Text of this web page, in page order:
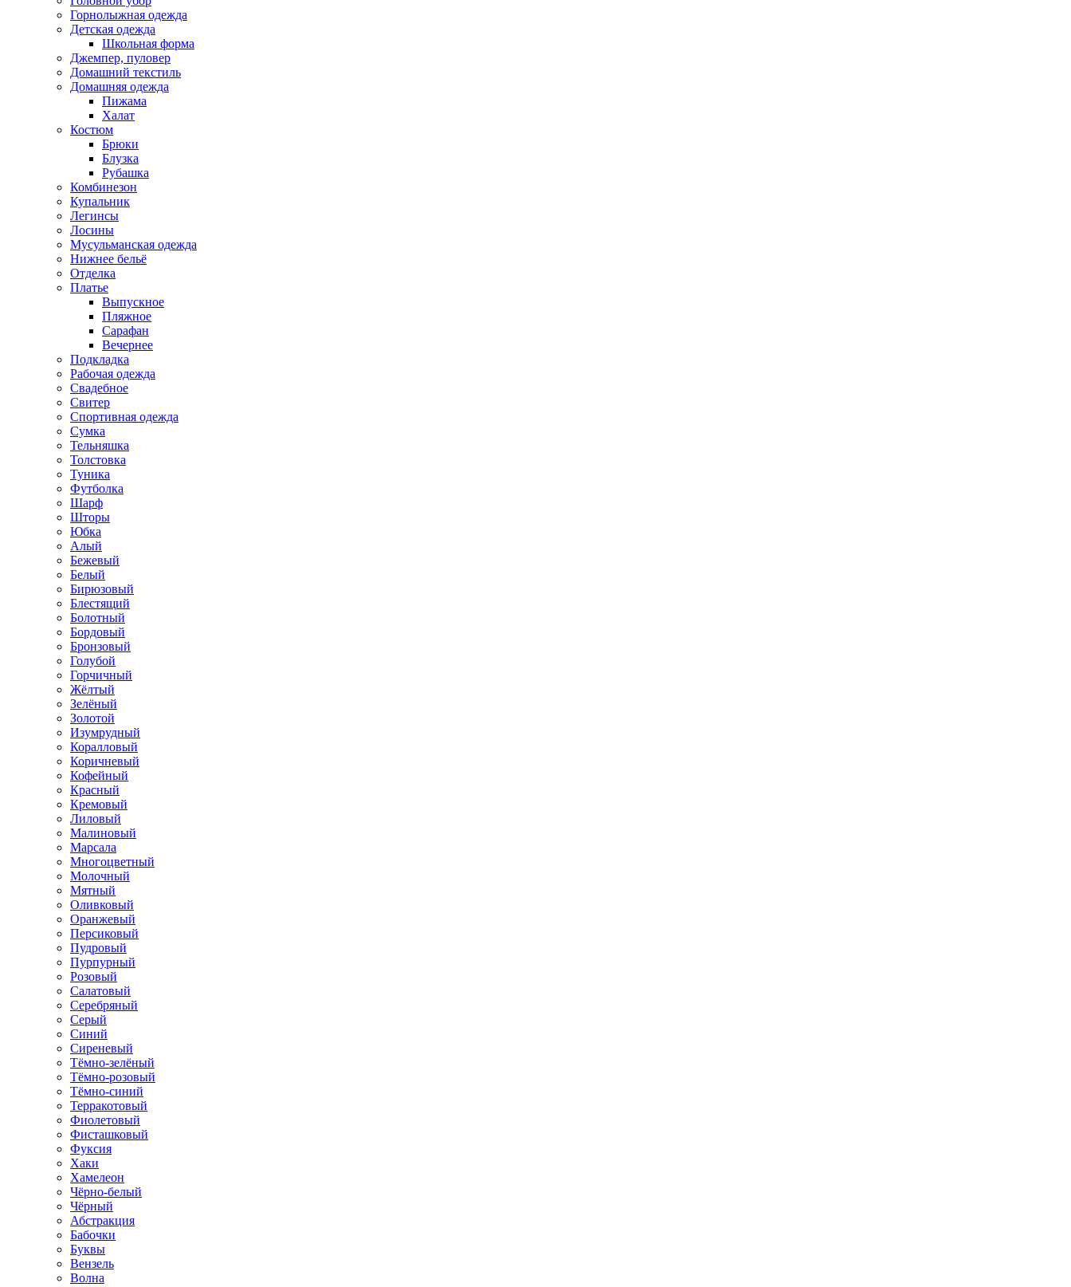
Горнолыжная одежда
Детская одежда
Школьная форма
Джемпер, пуловер
Домашний текстиль
Домашняя одежда
Пижама
Халат
Костюм
Брюки
Блузка
Рубашка
Комбинезон
Купальник
Легинсы
Лосины
Мусульманская одежда
Нижнее бельё
Отделка
Платье
Выпускное
Пляжное
Сарафан
Вечернее
Подкладка
Рабочая одежда
Свадебное
Свитер
Спортивная одежда
Сумка
Тельняшка
Толстовка
Туника
Футболка
Шарф
Шторы
Юбка
Алый
Бежевый
Белый
Бирюзовый
Блестящий
Болотный
Бордовый
Бронзовый
Голубой
Горчичный
Жёлтый
Зелёный
Золотой
Изумрудный
Коралловый
Коричневый
Кофейный
Красный
Кремовый
Лиловый
Малиновый
Марсала
Многоцветный
Молочный
Мятный
Оливковый
Оранжевый
Персиковый
Пудровый
Пурпурный
Розовый
Салатовый
Серебряный
Серый
Синий
Сиреневый
Тёмно-зелёный
Тёмно-розовый
Тёмно-синий
Терракотовый
Фиолетовый
Фисташковый
Фуксия
Хаки
Хамелеон
Чёрно-белый
Чёрный
Абстракция
Бабочки
Буквы
Вензель
Волна